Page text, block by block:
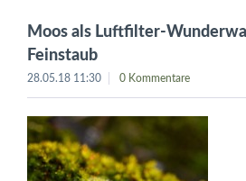
Moos als Luftfilter-
Feinstaub
28.05.18 11:30 0 Kommentare